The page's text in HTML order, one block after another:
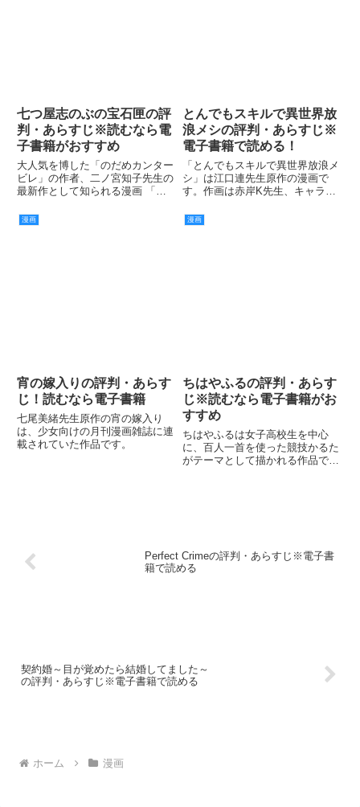
七つ屋志のぶの宝石匣の評
判・あらすじ※読むなら電
子書籍がおすすめ
大人気を博した「のだめカンター
ビレ」の作者、二ノ宮知子先生の
最新作として知られる漫画 「七
宝石を題材にした作品です。
とんでもスキルで異世界放
浪メシの評判・あらすじ※
電子書籍で読める！
「とんでもスキルで異世界放浪メ
シ」は江口連先生原作の漫画で
す。作画は赤岸K先生、キャラク
す。
漫画
宵の嫁入りの評判・あらす
じ！読むなら電子書籍
七尾美緒先生原作の宵の嫁入り
は、少女向けの月刊漫画雑誌に連
載されていた作品です。
漫画
ちはやふるの評判・あらす
じ※読むなら電子書籍がお
すすめ
ちはやふるは女子高校生を中心
に、百人一首を使った競技かるた
がテーマとして描かれる作品で
Perfect Crimeの評判・あらすじ※電子書
籍で読める
契約婚～目が覚めたら結婚してました～
の評判・あらすじ※電子書籍で読める
ホーム 漫画